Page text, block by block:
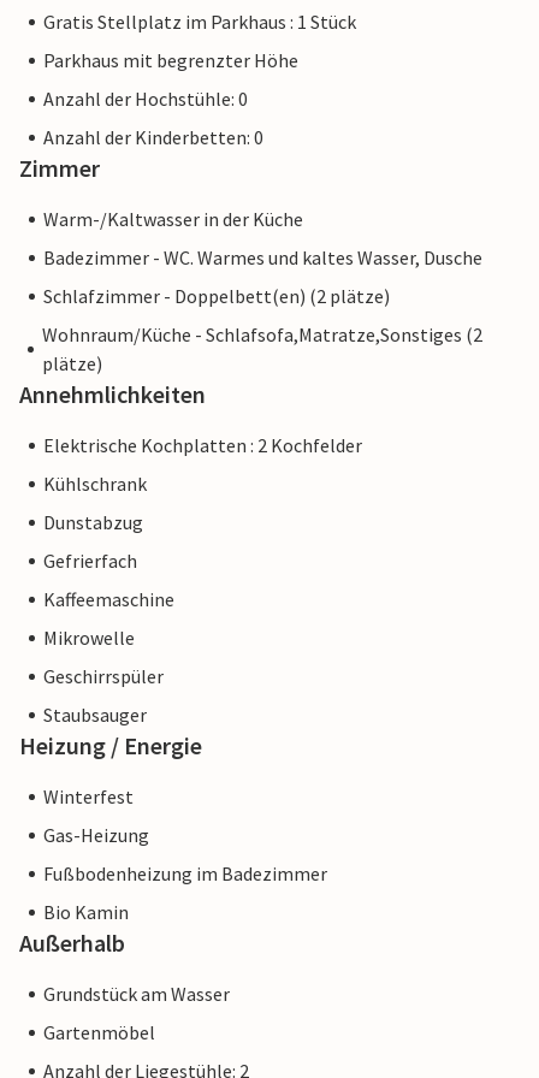
Gratis Stellplatz im Parkhaus : 1 Stück
Parkhaus mit begrenzter Höhe
Anzahl der Hochstühle: 0
Anzahl der Kinderbetten: 0
Zimmer
Warm-/Kaltwasser in der Küche
Badezimmer - WC. Warmes und kaltes Wasser, Dusche
Schlafzimmer - Doppelbett(en) (2 plätze)
Wohnraum/Küche - Schlafsofa,Matratze,Sonstiges (2
plätze)
Annehmlichkeiten
Elektrische Kochplatten : 2 Kochfelder
Kühlschrank
Dunstabzug
Gefrierfach
Kaffeemaschine
Mikrowelle
Geschirrspüler
Staubsauger
Heizung / Energie
Winterfest
Gas-Heizung
Fußbodenheizung im Badezimmer
Bio Kamin
Außerhalb
Grundstück am Wasser
Gartenmöbel
Anzahl der Liegestühle: 2